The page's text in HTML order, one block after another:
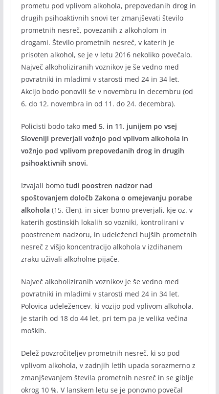
prometu pod vplivom alkohola, prepovedanih drog in
drugih psihoaktivnih snovi ter zmanjševati število
prometnih nesreč, povezanih z alkoholom in
drogami. Število prometnih nesreč, v katerih je
prisoten alkohol, se je v letu 2016 nekoliko povečalo.
Največ alkoholiziranih voznikov je še vedno med
povratniki in mladimi v starosti med 24 in 34 let.
Akcijo bodo ponovili še v novembru in decembru (od
6. do 12. novembra in od 11. do 24. decembra).
Policisti bodo tako med 5. in 11. junijem po vsej
Sloveniji preverjali vožnjo pod vplivom alkohola in
vožnjo pod vplivom prepovedanih drog in drugih
psihoaktivnih snovi.
Izvajali bomo tudi poostren nadzor nad
spoštovanjem določb Zakona o omejevanju porabe
alkohola (15. člen), in sicer bomo preverjali, kje oz. v
katerih gostinskih lokalih so vozniki, kontrolirani v
poostrenem nadzoru, in udeleženci hujših prometnih
nesreč z višjo koncentracijo alkohola v izdihanem
zraku uživali alkoholne pijače.
Največ alkoholiziranih voznikov je še vedno med
povratniki in mladimi v starosti med 24 in 34 let.
Polovica udeležencev, ki vozijo pod vplivom alkohola,
je starih od 18 do 44 let, pri tem pa je velika večina
moških.
Delež povzročiteljev prometnih nesreč, ki so pod
vplivom alkohola, v zadnjih letih upada sorazmerno z
zmanjševanjem števila prometnih nesreč in se giblje
okrog 10 %. V lanskem letu se je ponovno povečal